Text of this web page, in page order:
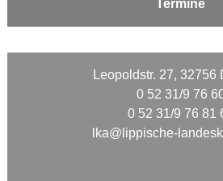
Termine
Leopoldstr. 27, 32756
0 52 31/9 76
0 52 31/9 76 81
lka@lippische-